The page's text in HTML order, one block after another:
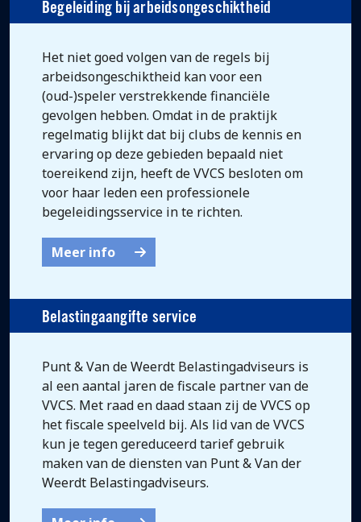
Begeleiding bij arbeidsongeschiktheid
Het niet goed volgen van de regels bij
arbeidsongeschiktheid kan voor een
(oud-)speler verstrekkende financiële
gevolgen hebben. Omdat in de praktijk
regelmatig blijkt dat bij clubs de kennis en
ervaring op deze gebieden bepaald niet
toereikend zijn, heeft de VVCS besloten om
voor haar leden een professionele
begeleidingsservice in te richten.
Meer info
Belastingaangifte service
Punt & Van de Weerdt Belastingadviseurs is
al een aantal jaren de fiscale partner van de
VVCS. Met raad en daad staan zij de VVCS op
het fiscale speelveld bij. Als lid van de VVCS
kun je tegen gereduceerd tarief gebruik
maken van de diensten van Punt & Van der
Weerdt Belastingadviseurs.